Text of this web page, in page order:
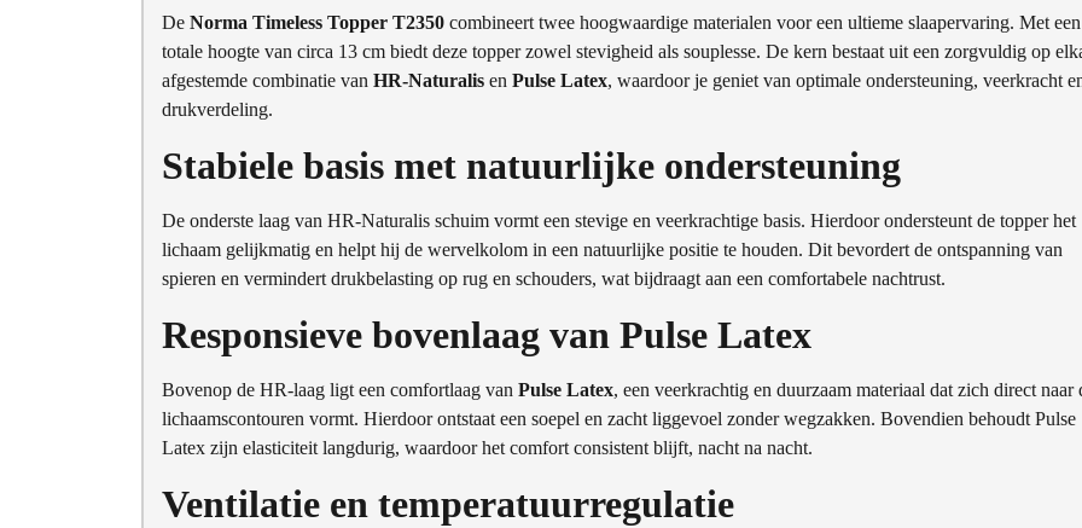
De Norma Timeless Topper T2350 combineert twee hoogwaardige materialen voor een ultieme slaapervaring. Met een
totale hoogte van circa 13 cm biedt deze topper zowel stevigheid als souplesse. De kern bestaat uit een zorgvuldig op
afgestemde combinatie van HR-Naturalis en Pulse Latex, waardoor je geniet van optimale ondersteuning, veerkracht
drukverdeling.
Stabiele basis met natuurlijke ondersteuning
De onderste laag van HR-Naturalis schuim vormt een stevige en veerkrachtige basis. Hierdoor ondersteunt de topper het
lichaam gelijkmatig en helpt hij de wervelkolom in een natuurlijke positie te houden. Dit bevordert de ontspanning van
spieren en vermindert drukbelasting op rug en schouders, wat bijdraagt aan een comfortabele nachtrust.
Responsieve bovenlaag van Pulse Latex
Bovenop de HR-laag ligt een comfortlaag van Pulse Latex, een veerkrachtig en duurzaam materiaal dat zich direct naar
lichaamscontouren vormt. Hierdoor ontstaat een soepel en zacht liggevoel zonder wegzakken. Bovendien behoudt Pulse
Latex zijn elasticiteit langdurig, waardoor het comfort consistent blijft, nacht na nacht.
Ventilatie en temperatuurregulatie